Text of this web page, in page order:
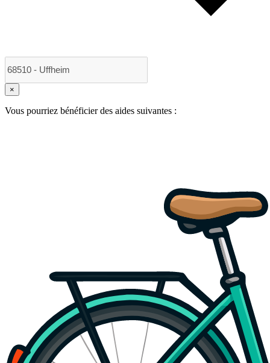
×
Vous pourriez bénéficier des aides suivantes :